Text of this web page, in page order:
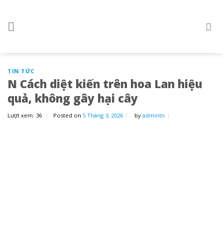
content
TIN TỨC
N Cách diệt kiến trên hoa Lan hiệu
quả, không gây hại cây
Lượt xem: 36 Posted on 5 Tháng 3, 2026 by admintn